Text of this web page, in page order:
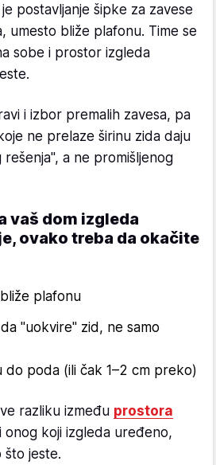
postavljanje šipke za zavese
umesto bliže plafonu. Time se
sobe i prostor izgleda
i izbor premalih zavesa, pa
ne prelaze širinu zida daju
a ne promišljenog
vaš dom izgleda
ovako treba da okačite
plafonu
"uokvire" zid, ne samo
do poda (ili čak 1–2 cm preko)
razliku između prostora
i onog koji izgleda uređeno,
što jeste.